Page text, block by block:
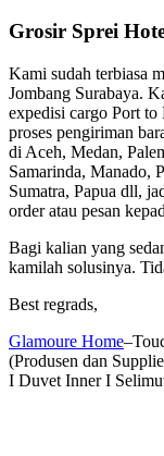
Grosir Sprei
Kami sudah terbiasa
Jombang Surabaya.
expedisi cargo Port to
proses pengiriman
di Aceh, Medan,
Samarinda, Manado,
Sumatra, Papua dll,
order atau pesan
Bagi kalian yang
kamilah solusinya.
Best regrads,
Glamoure Home
(Produsen dan
I Duvet Inner I